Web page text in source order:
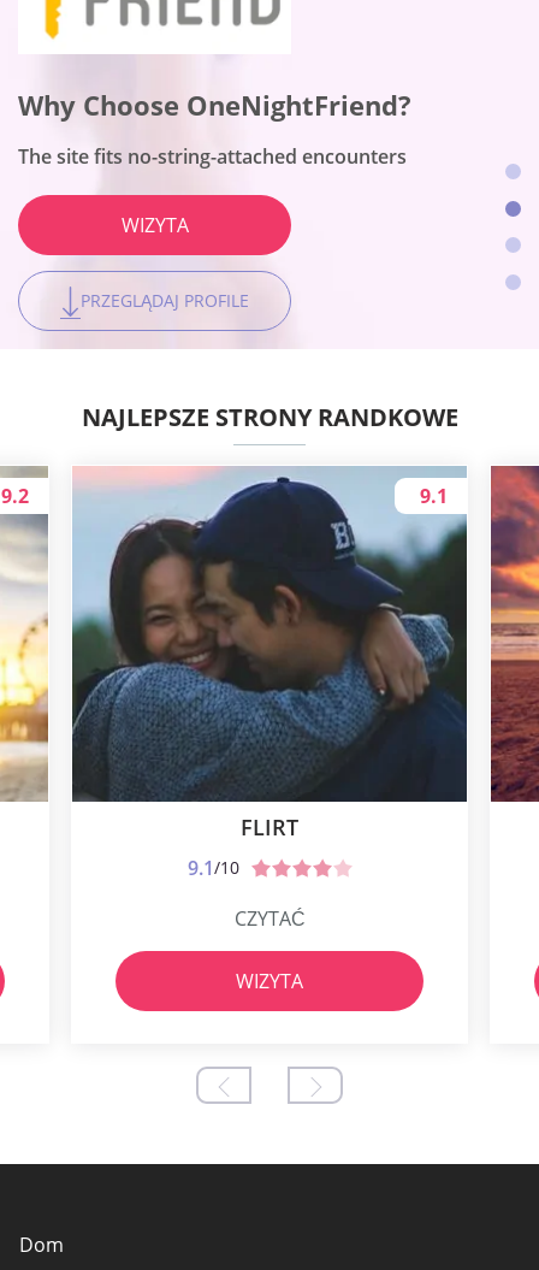
Why Choose BeNaughty?
The site fits no-string-attached encounters
WIZYTA
PRZEGLĄDAJ PROFILE
Why Choose OneNightFriend?
The site fits no-string-attached encounters
WIZYTA
PRZEGLĄDAJ PROFILE
Why Choose Flirt?
The site fits no-string-attached encounters
PRZEGLĄDAJ PROFILE
Why Choose Together2Night?
The site fits no-string-attached encounters
WIZYTA
PRZEGLĄDAJ PROFILE
NAJLEPSZE STRONY RANDKOWE
9.2
FLIRT
9.1/10
9.1
CZYTAĆ
WIZYTA
Dom